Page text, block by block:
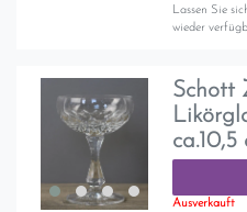
Lassen Sie
wieder
Schott
ca.10,5
Ausverkauft